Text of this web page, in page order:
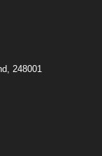
248001